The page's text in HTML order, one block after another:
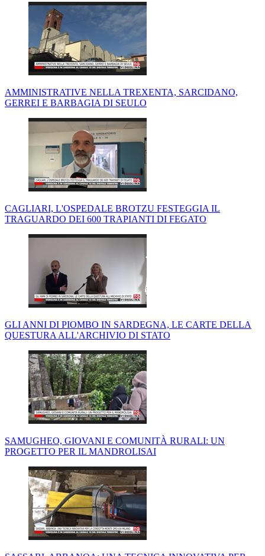
AMMINISTRATIVE NELLA TREXENTA, SARCIDANO,
GERREI E BARBAGIA DI SEULO
CAGLIARI, L'OSPEDALE BROTZU FESTEGGIA IL
TRAGUARDO DEI 600 TRAPIANTI DI FEGATO
GLI ANNI DI PIOMBO IN SARDEGNA, LE CARTE DELLA
QUESTURA ALL'ARCHIVIO DI STATO
SAMUGHEO, GIOVANI E COMUNITÀ RURALI: UN
PROGETTO PER IL MANDROLISAI